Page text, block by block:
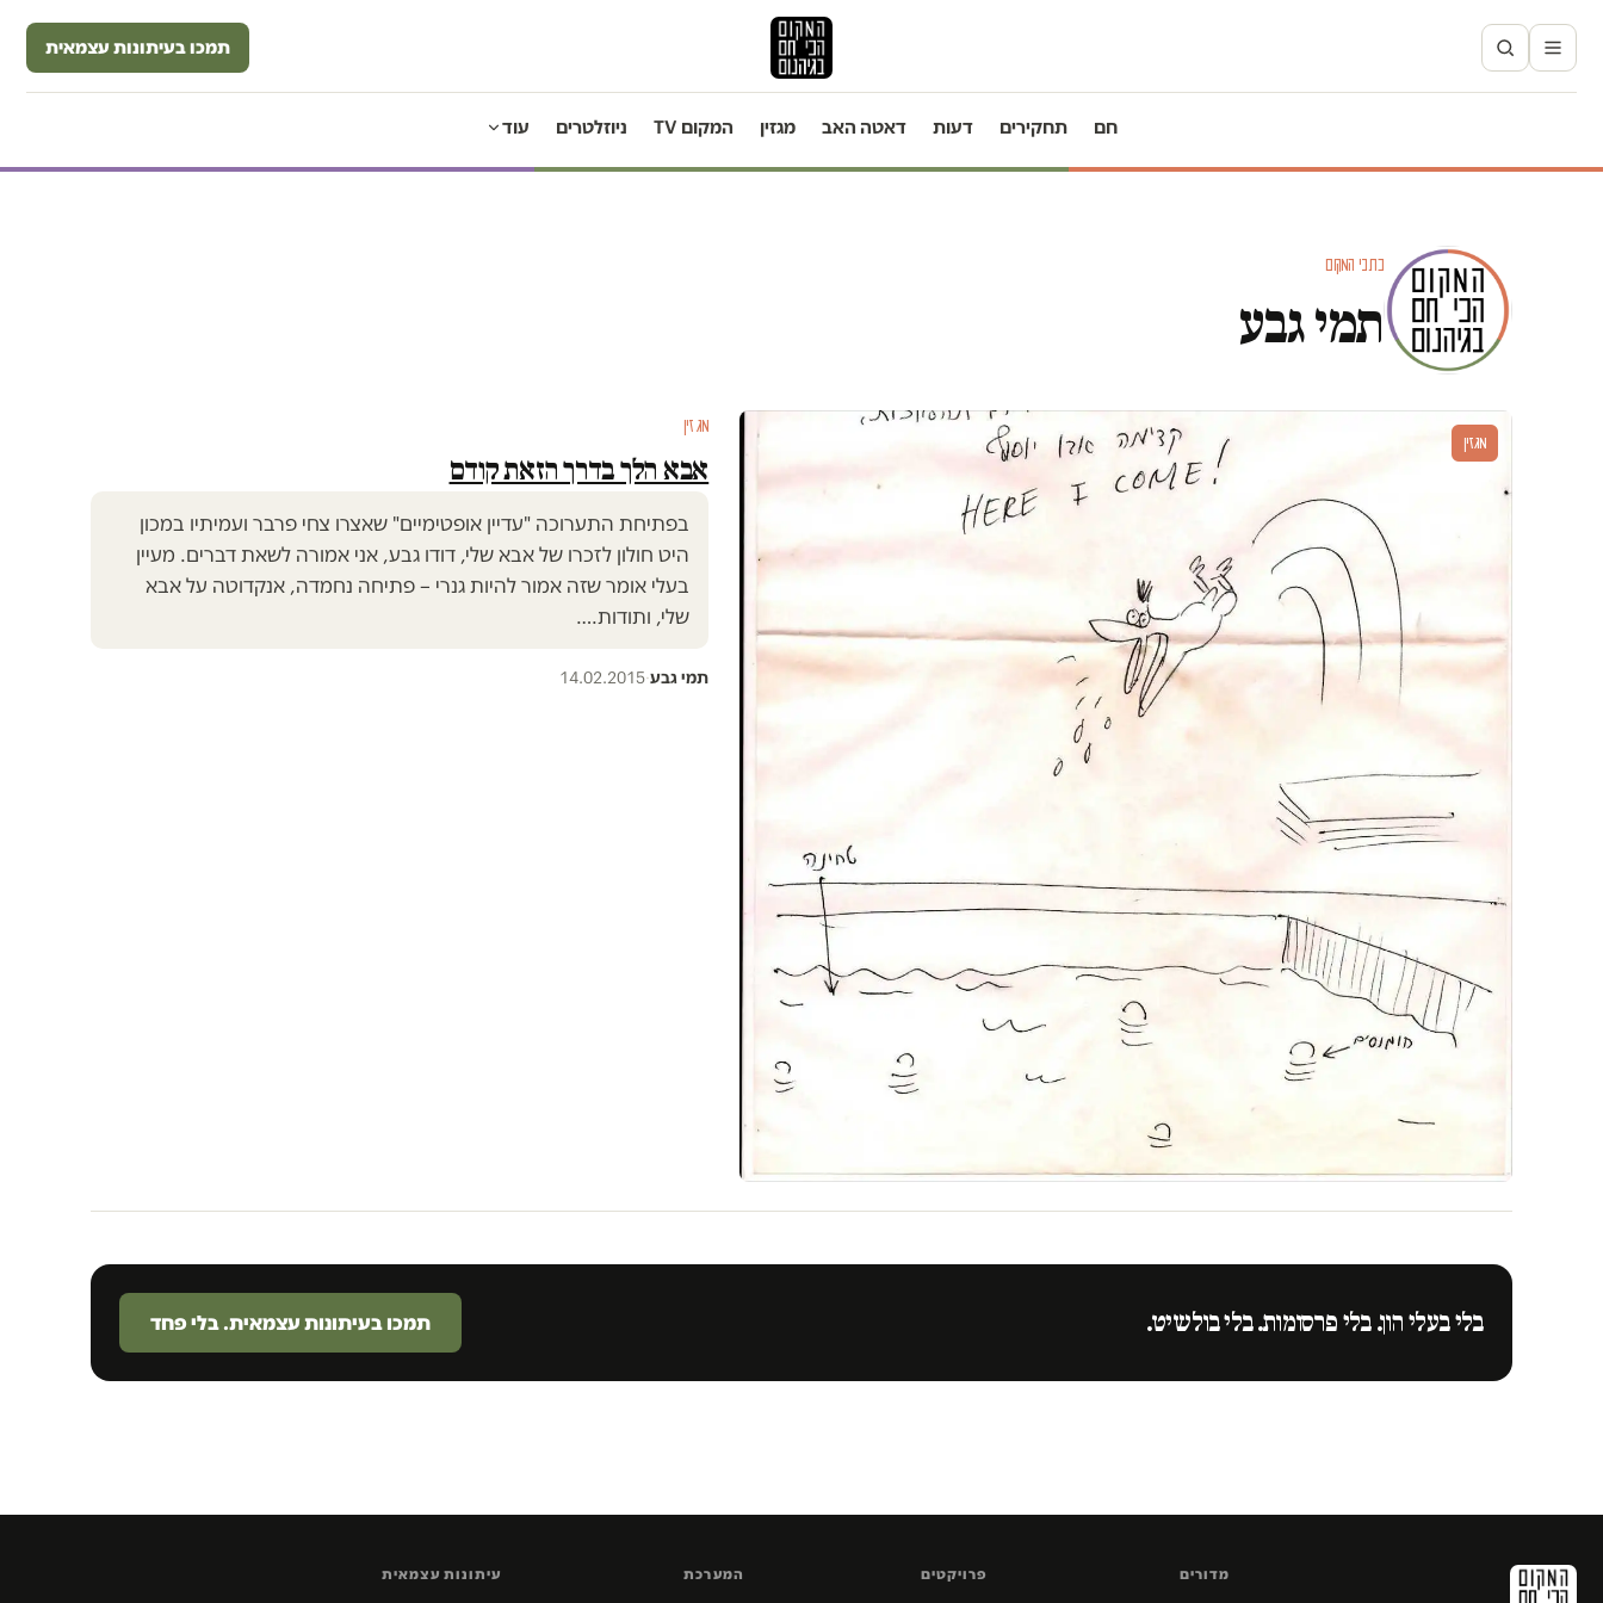
תמכו בעיתונות עצמאית
חם תחקירים דעות דאטה האב מגזין המקום TV ניוזלטרים עוד
כתבי המקום
תמי גבע
מגזין
מגזין
אבא הלך בדרך הזאת קודם
בפתיחת התערוכה "עדיין אופטימיים" שאצרו צחי פרבר ועמיתיו במכון
היט חולון לזכרו של אבא שלי, דודו גבע, אני אמורה לשאת דברים. מעיין
בעלי אומר שזה אמור להיות גנרי – פתיחה נחמדה, אנקדוטה על אבא
שלי, ותודות.…
תמי גבע·
14.02.2015
בלי בעלי הון. בלי פרסומות. בלי בולשיט. תמכו בעיתונות עצמאית. בלי פחד
מדורים פרויקטים המערכת עיתונות עצמאית